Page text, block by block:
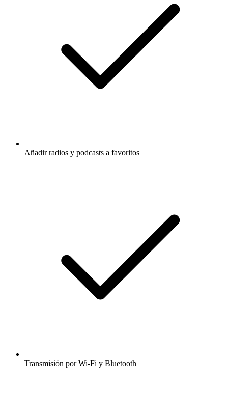
Añadir radios y podcasts a favoritos
Transmisión por Wi-Fi y Bluetooth